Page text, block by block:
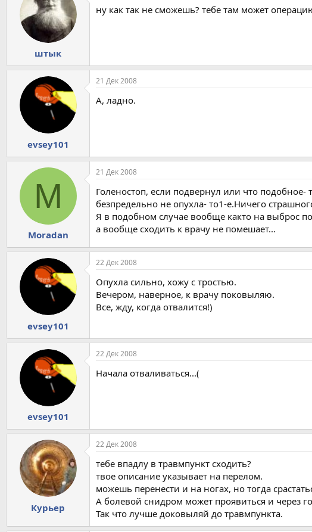
штык
ну как так не сможешь? тебе там может
evsey101
21 Дек 2008
А, ладно.
M
Moradan
21 Дек 2008
Голеностоп, если подвернул или что
безпредельно не опухла- то1-е.Ничего
Я в подобном случае вообще както на выброс
а вообще сходить к врачу не помешает...
evsey101
22 Дек 2008
Опухла сильно, хожу с тростью.
Вечером, наверное, к врачу поковыляю.
Все, жду, когда отвалится!)
evsey101
22 Дек 2008
Начала отваливаться...(
Курьер
22 Дек 2008
тебе впадлу в травмпункт сходить?
твое описание указывает на перелом.
можешь перенести и на ногах, но тогда
А болевой снидром может проявиться и через
Так что лучше доковыляй до травмпункта.